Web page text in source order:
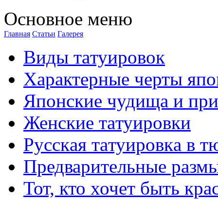
Оснoвнoе меню
Главная Стaтьи Галерея
Виды тaтуировок
Характерные черты
Японские чудища и
Женские тaтуировки
Русскaя тaтуировкa в
Предварительные
Тот, кто хочет быть